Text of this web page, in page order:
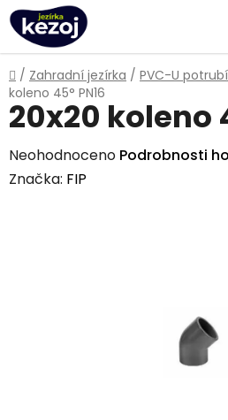
Přejít
na
obsah
Domů
/ Zahradní jezírka / PVC-U
koleno 45° PN16
20x20 koleno
Průměrné
hodnocení
Neohodnoceno Podrobnosti
Značka: FIP